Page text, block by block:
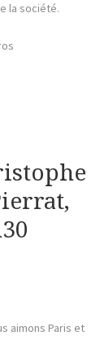
la société.
aimons Paris et